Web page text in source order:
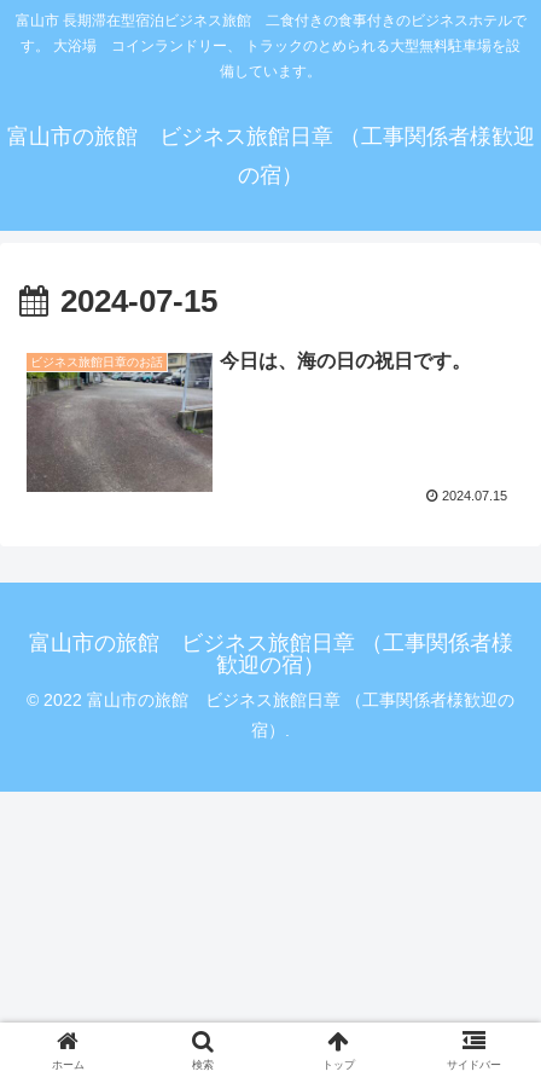
富山市 長期滞在型宿泊ビジネス旅館 二食付きの食事付きのビジネスホテルで
す。 大浴場 コインランドリー、 トラックのとめられる大型無料駐車場を設
備しています。
富山市の旅館 ビジネス旅館日章 （工事関係者様歓迎
の宿）
2024-07-15
ビジネス旅館日章のお話 今日は、海の日の祝日です。
2024.07.15
富山市の旅館 ビジネス旅館日章 （工事関係者様
歓迎の宿）
© 2022 富山市の旅館 ビジネス旅館日章 （工事関係者様歓迎の
宿）.
ホーム 検索 トップ サイドバー